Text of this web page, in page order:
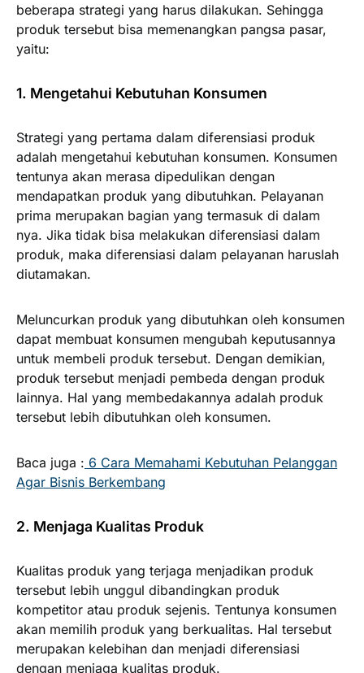
beberapa strategi yang harus dilakukan. Sehingga
produk tersebut bisa memenangkan pangsa pasar,
yaitu:
1. Mengetahui Kebutuhan Konsumen
Strategi yang pertama dalam diferensiasi produk
adalah mengetahui kebutuhan konsumen. Konsumen
tentunya akan merasa dipedulikan dengan
mendapatkan produk yang dibutuhkan. Pelayanan
prima merupakan bagian yang termasuk di dalam
nya. Jika tidak bisa melakukan diferensiasi dalam
produk, maka diferensiasi dalam pelayanan haruslah
diutamakan.
Meluncurkan produk yang dibutuhkan oleh konsumen
dapat membuat konsumen mengubah keputusannya
untuk membeli produk tersebut. Dengan demikian,
produk tersebut menjadi pembeda dengan produk
lainnya. Hal yang membedakannya adalah produk
tersebut lebih dibutuhkan oleh konsumen.
Baca juga : 6 Cara Memahami Kebutuhan Pelanggan
Agar Bisnis Berkembang
2. Menjaga Kualitas Produk
Kualitas produk yang terjaga menjadikan produk
tersebut lebih unggul dibandingkan produk
kompetitor atau produk sejenis. Tentunya konsumen
akan memilih produk yang berkualitas. Hal tersebut
merupakan kelebihan dan menjadi diferensiasi
dengan menjaga kualitas produk.